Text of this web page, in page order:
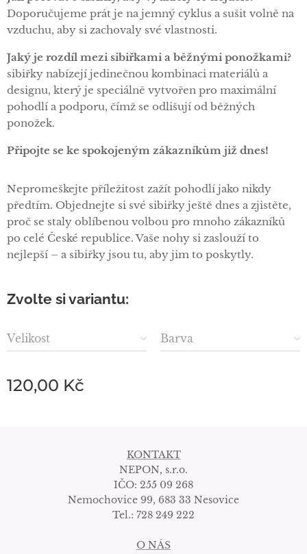
Doporučujeme prát je na jemný cyklus a sušit volně na
vzduchu, aby si zachovaly své vlastnosti.
Jaký je rozdíl mezi sibiřkami a běžnými ponožkami?
sibiřky nabízejí jedinečnou kombinaci materiálů a
designu, který je speciálně vytvořen pro maximální
pohodlí a podporu, čímž se odlišují od běžných
ponožek.
Připojte se ke spokojeným zákazníkům již dnes!
Nepromeškejte příležitost zažít pohodlí jako nikdy
předtím. Objednejte si své sibiřky ještě dnes a zjistěte,
proč se staly oblíbenou volbou pro mnoho zákazníků
po celé České republice. Vaše nohy si zaslouží to
nejlepší – a sibiřky jsou tu, aby jim to poskytly.
Zvolte si variantu:
Velikost Barva
120,00 Kč
KONTAKT
NEPON, s.r.o.
IČO: 255 09 268
Nemochovice 99, 683 33 Nesovice
Tel.: 728 249 222
O NÁS